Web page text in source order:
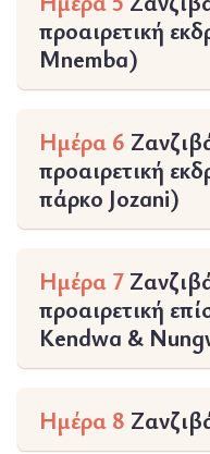
προαιρετική
Mnemba)
Ημέρα 6
προαιρετική
πάρκο Jozani)
Ημέρα 7
προαιρετική
Kendwa &
Ημέρα 8